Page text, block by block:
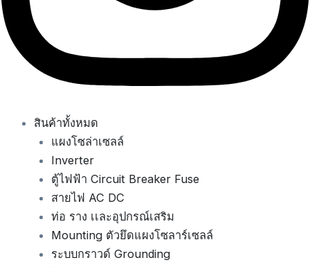
สินค้าทั้งหมด
แผงโซล่าเซลล์
Inverter
ตู้ไฟฟ้า Circuit Breaker Fuse
สายไฟ AC DC
ท่อ ราง เเละอุปกรณ์เสริม
Mounting ตัวยึดแผงโซลาร์เซลล์
ระบบกราวด์ Grounding